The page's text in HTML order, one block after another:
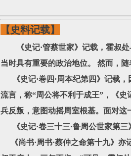
【史料记载】
《史记·管蔡世家》记载，霍叔处
当时具有重要的政治地位。 然而，
《史记·卷四·周本纪第四》记载，
流言，称“周公将不利于成王”，《史
兵反叛，意图动摇周室根基。面对这
《史记·卷三十三·鲁周公世家第三
《尚书·周书·蔡仲之命第十九》亦